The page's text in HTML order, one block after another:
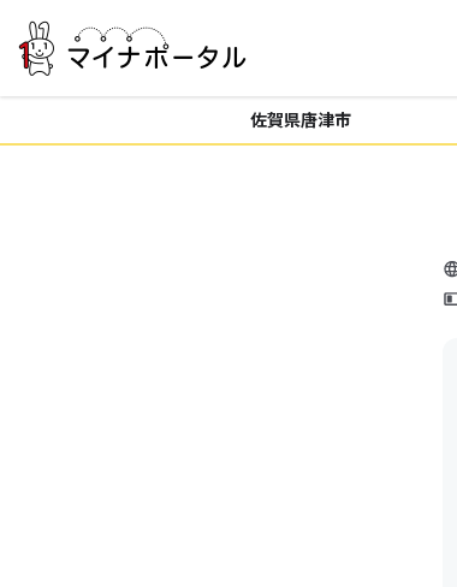
佐賀県唐津市